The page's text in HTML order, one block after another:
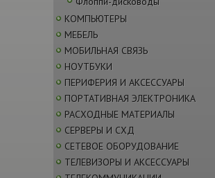
КОМПЬЮТЕРЫ
МЕБЕЛЬ
МОБИЛЬНАЯ СВЯЗЬ
НОУТБУКИ
ПЕРИФЕРИЯ И АКСЕССУАРЫ
ПОРТАТИВНАЯ ЭЛЕКТРОНИКА
РАСХОДНЫЕ МАТЕРИАЛЫ
СЕРВЕРЫ И СХД
СЕТЕВОЕ ОБОРУДОВАНИЕ
ТЕЛЕВИЗОРЫ И АКСЕССУАРЫ